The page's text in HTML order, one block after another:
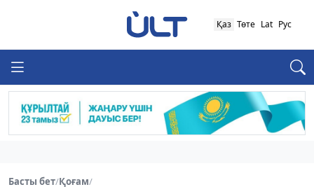
Қаз Төте Lat Рус
Басты бет/Қоғам/